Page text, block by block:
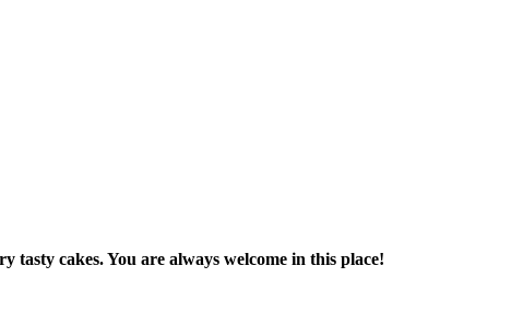
cakes. You are always welcome in this place!